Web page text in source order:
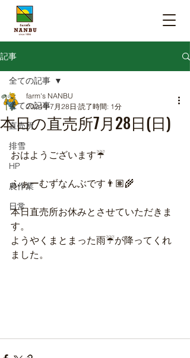
記事
全ての記事
直売所
排雪
HP
農作業
日常
全ての記事
本日の直売所7月28日(日)
farm's NANBU
2024年7月28日 読了時間: 1分
おはようございます☔️
ふぁーむずなんぶです👨🏽‍🌾
本日直売所お休みとさせていただきま
す。
ようやくまとまった雨☔が降ってくれ
ました。